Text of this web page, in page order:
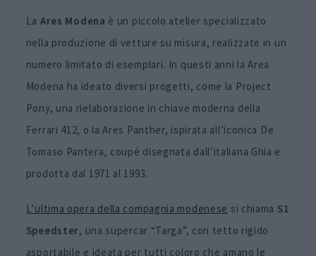
La Ares Modena è un piccolo atelier specializzato
nella produzione di vetture su misura, realizzate in un
numero limitato di esemplari. In questi anni la Area
Modena ha ideato diversi progetti, come la Project
Pony, una rielaborazione in chiave moderna della
Ferrari 412, o la Ares Panther, ispirata all’iconica De
Tomaso Pantera, coupé disegnata dall’italiana Ghia e
prodotta dal 1971 al 1993.
L’ultima opera della compagnia modenese si chiama S1
Speedster, una supercar “Targa”, con tetto rigido
asportabile e ideata per tutti coloro che amano le